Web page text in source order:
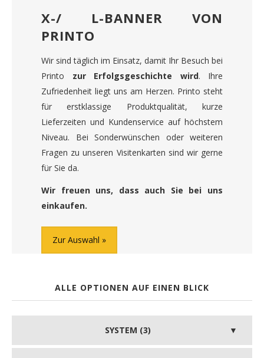
X-/ L-BANNER VON
PRINTO
Wir sind täglich im Einsatz, damit Ihr Besuch bei
Printo zur Erfolgsgeschichte wird. Ihre
Zufriedenheit liegt uns am Herzen. Printo steht
für erstklassige Produktqualität, kurze
Lieferzeiten und Kundenservice auf höchstem
Niveau. Bei Sonderwünschen oder weiteren
Fragen zu unseren Visitenkarten sind wir gerne
für Sie da.
Wir freuen uns, dass auch Sie bei uns
einkaufen.
Zur Auswahl
ALLE OPTIONEN AUF EINEN BLICK
SYSTEM (3)